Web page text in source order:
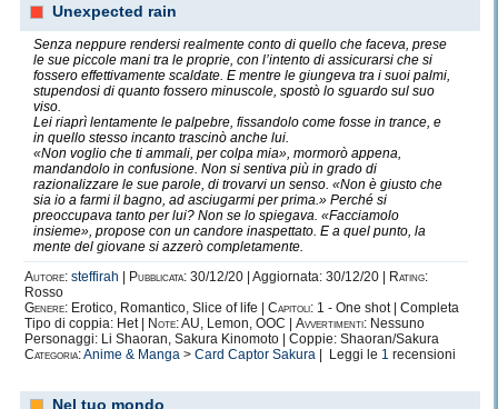
Unexpected rain
Senza neppure rendersi realmente conto di quello che faceva, prese
le sue piccole mani tra le proprie, con l’intento di assicurarsi che si
fossero effettivamente scaldate. E mentre le giungeva tra i suoi palmi,
stupendosi di quanto fossero minuscole, spostò lo sguardo sul suo
viso.
Lei riaprì lentamente le palpebre, fissandolo come fosse in trance, e
in quello stesso incanto trascinò anche lui.
«Non voglio che ti ammali, per colpa mia», mormorò appena,
mandandolo in confusione. Non si sentiva più in grado di
razionalizzare le sue parole, di trovarvi un senso. «Non è giusto che
sia io a farmi il bagno, ad asciugarmi per prima.» Perché si
preoccupava tanto per lui? Non se lo spiegava. «Facciamolo
insieme», propose con un candore inaspettato. E a quel punto, la
mente del giovane si azzerò completamente.
Autore: steffirah Pubblicata: 30/12/20 | Aggiornata: 30/12/20 |
Rating:
Rosso
Genere: Erotico, Romantico, Slice of life | Capitoli: 1 - One shot | Completa
Tipo di coppia: Het |
Note:AU, Lemon, OOC | Avvertimenti: Nessuno
Personaggi: Li Shaoran, Sakura Kinomoto | Coppie: Shaoran/Sakura
Categoria:Anime & Manga > Card Captor Sakura | Leggi le 1 recensioni
Nel tuo mondo